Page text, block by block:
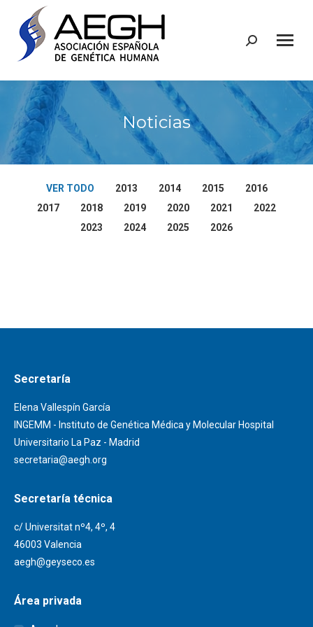
Buscar:
Noticias
VER TODO 2013 2014 2015
2016
2017
2018 2019 2020 2021
2022
2023
2024 2025 2026
Secretaría
Elena Vallespín García
INGEMM - Instituto de Genética Médica y Molecular Hospital
Universitario La Paz - Madrid
secretaria@aegh.org
Secretaría técnica
c/ Universitat nº4, 4º, 4
46003 Valencia
aegh@geyseco.es
Área privada